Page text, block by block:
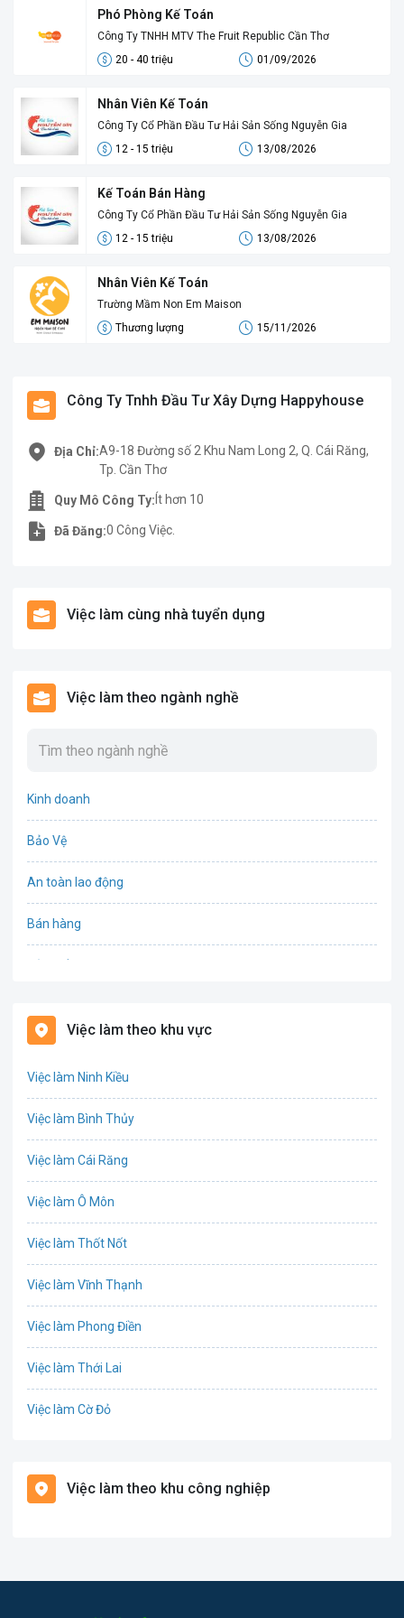
Phó Phòng Kế Toán
Công Ty TNHH MTV The Fruit Republic Cần Thơ
20 - 40 triệu
01/09/2026
Nhân Viên Kế Toán
Công Ty Cổ Phần Đầu Tư Hải Sản Sống Nguyễn Gia
12 - 15 triệu
13/08/2026
Kế Toán Bán Hàng
Công Ty Cổ Phần Đầu Tư Hải Sản Sống Nguyễn Gia
12 - 15 triệu
13/08/2026
Nhân Viên Kế Toán
Trường Mầm Non Em Maison
Thương lượng
15/11/2026
Công Ty Tnhh Đầu Tư Xây Dựng Happyhouse
Địa Chỉ:A9-18 Đường số 2 Khu Nam Long 2, Q. Cái Răng,
Tp. Cần Thơ
Quy Mô Công Ty: Ít hơn 10
Đã Đăng:0 Công Việc.
Việc làm cùng nhà tuyển dụng
Việc làm theo ngành nghề
Kinh doanh
Bảo Vệ
An toàn lao động
Bán hàng
Biên phiên dịch
Văn Phòng
Việc làm theo khu vực
Việc làm Ninh Kiều
Việc làm Bình Thủy
Việc làm Cái Răng
Việc làm Ô Môn
Việc làm Thốt Nốt
Việc làm Vĩnh Thạnh
Việc làm Phong Điền
Việc làm Thới Lai
Việc làm Cờ Đỏ
Việc làm Cái Khế
Việc làm theo khu công nghiệp